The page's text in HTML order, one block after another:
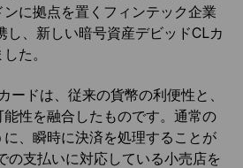
に拠点を置くフィンテック企業
、新しい暗号資産デビッドCLカ
た。
ードは、従来の貨幣の利便性と、
性を融合したものです。通常の
、瞬時に決済を処理することが
の支払いに対応している小売店を